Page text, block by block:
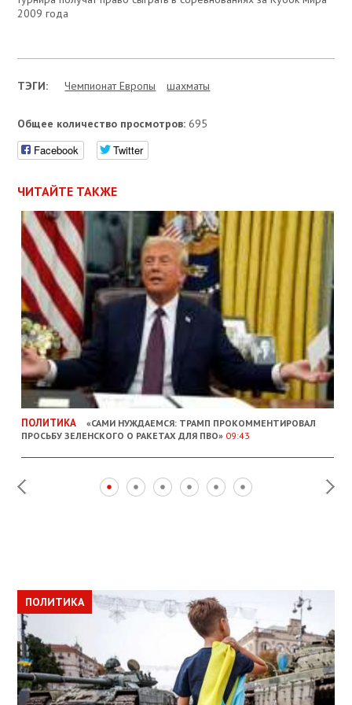
2009 года
ТЭГИ: Чемпионат Европы шахматы
Общее количество просмотров: 695
Facebook Twitter
ЧИТАЙТЕ ТАКЖЕ
ПОЛИТИКА
«САМИ НУЖДАЕМСЯ: ТРАМП ПРОКОММЕНТИРОВАЛ
ПРОСЬБУ ЗЕЛЕНСКОГО О РАКЕТАХ ДЛЯ ПВО» 09:43
ПОЛИТИКА
ПОЛИТИКА
ОБЩЕСТВО
ПОЛИТИКА
ЭКОНОМИКА